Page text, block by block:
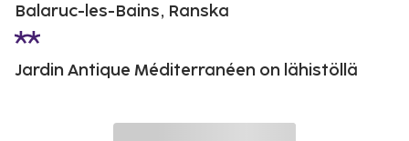
Balaruc-les-Bains, Ranska
Jardin Antique Méditerranéen on lähistöllä